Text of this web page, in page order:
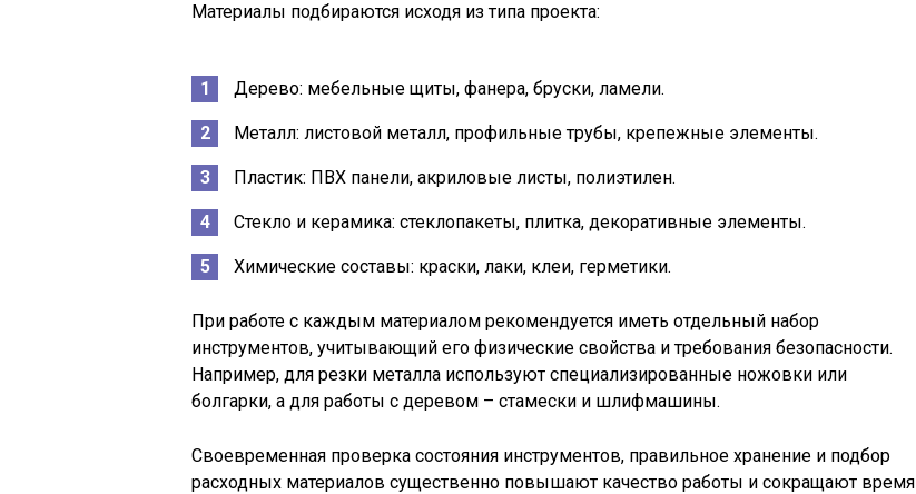
Материалы подбираются исходя из типа проекта:
Дерево: мебельные щиты, фанера, бруски, ламели.
Металл: листовой металл, профильные трубы, крепежные элементы.
Пластик: ПВХ панели, акриловые листы, полиэтилен.
Стекло и керамика: стеклопакеты, плитка, декоративные элементы.
Химические составы: краски, лаки, клеи, герметики.
При работе с каждым материалом рекомендуется иметь отдельный набор
инструментов, учитывающий его физические свойства и требования безопасности.
Например, для резки металла используют специализированные ножовки или
болгарки, а для работы с деревом – стамески и шлифмашины.
Своевременная проверка состояния инструментов, правильное хранение и подбор
расходных материалов существенно повышают качество работы и сокращают время